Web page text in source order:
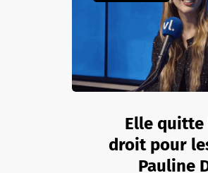
Elle quitte
droit pour
Pauline